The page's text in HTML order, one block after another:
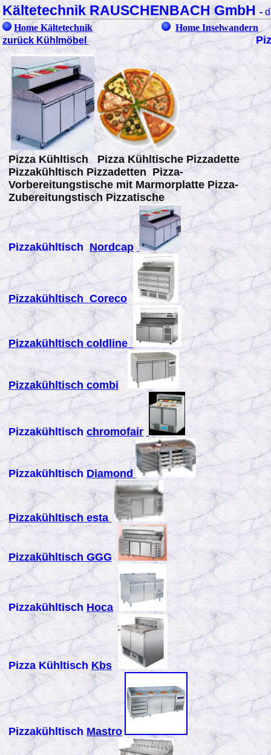
Kältetechnik RAUSCHENBACH GmbH-
Home Kältetechnik
Home Inselwandern
zurück Kühlmöbel
Pizza Kühltisch Pizza KühltischePizzadette
Pizzakühltisch Pizzadetten Pizza-
Vorbereitungstische mit Marmorplatte Pizza-
Zubereitungstisch Pizzatische
PizzakühltischNordcap
Pizzakühltisch Coreco
Pizzakühltisch coldline
Pizzakühltisch combi
Pizzakühltischchromofair
PizzakühltischDiamond
Pizzakühltischesta
Pizzakühltisch GGG
PizzakühltischHoca
Pizza KühltischKbs
PizzakühltischMastro